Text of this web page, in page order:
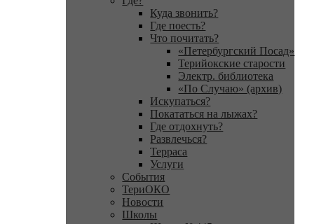
Куда звонить?
Где поесть?
Что почитать?
«Петербургский Посад»
Терийокские старости
Электр. библиотека
«По Случаю» (архив)
Искупаться?
Покататься на лыжах?
Где отдохнуть?
Развлечься?
Терраса
Услуги
События
ТериОКО
Новости
Школы